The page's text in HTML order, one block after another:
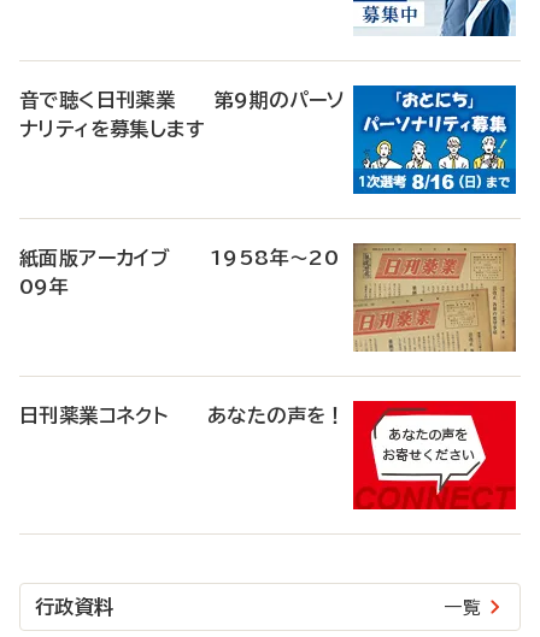
音で聴く日刊薬業 第9期のパーソ
ナリティを募集します
紙面版アーカイブ 1958年～20
09年
日刊薬業コネクト あなたの声を！
行政資料 一覧